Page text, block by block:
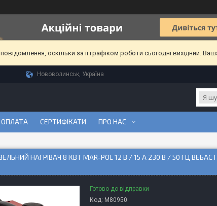
оскільки за її графіком роботи сьогодні вихідний.
Нововолинськ, Україна
ОПЛАТА СЕРТИФІКАТИ ПРО НАС
НАГРІВАЧ 8 КВТ MAR-POL 12 В / 15 А 230 В / 50 ГЦ
Готово до відправки
Код: M80950